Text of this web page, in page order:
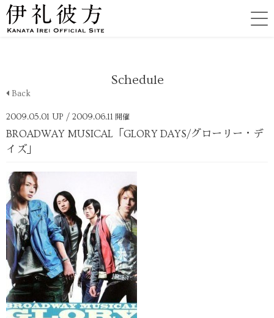
Schedule
Back
2009.05.01 UP / 2009.06.11 開催
BROADWAY MUSICAL「GLORY DAYS/グローリー・デ
イズ」